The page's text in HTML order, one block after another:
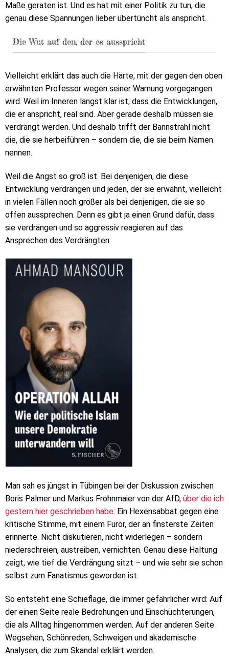
Maße geraten ist. Und es hat mit einer Politik zu tun, die
genau diese Spannungen lieber übertüncht als anspricht.
Die Wut auf den, der es ausspricht
Vielleicht erklärt das auch die Härte, mit der gegen den oben
erwähnten Professor wegen seiner Warnung vorgegangen
wird. Weil im Inneren längst klar ist, dass die Entwicklungen,
die er anspricht, real sind. Aber gerade deshalb müssen sie
verdrängt werden. Und deshalb trifft der Bannstrahl nicht
die, die sie herbeiführen – sondern die, die sie beim Namen
nennen.
Weil die Angst so groß ist. Bei denjenigen, die diese
Entwicklung verdrängen und jeden, der sie erwähnt, vielleicht
in vielen Fällen noch größer als bei denjenigen, die sie so
offen aussprechen. Denn es gibt ja einen Grund dafür, dass
sie verdrängen und so aggressiv reagieren auf das
Ansprechen des Verdrängten.
Man sah es jüngst in Tübingen bei der Diskussion zwischen
Boris Palmer und Markus Frohnmaier von der AfD, über die ich
gestern hier geschrieben habe: Ein Hexensabbat gegen eine
kritische Stimme, mit einem Furor, der an finsterste Zeiten
erinnerte. Nicht diskutieren, nicht widerlegen – sondern
niederschreien, austreiben, vernichten. Genau diese Haltung
zeigt, wie tief die Verdrängung sitzt – und wie sehr sie schon
selbst zum Fanatismus geworden ist.
So entsteht eine Schieflage, die immer gefährlicher wird: Auf
der einen Seite reale Bedrohungen und Einschüchterungen,
die als Alltag hingenommen werden. Auf der anderen Seite
Wegsehen, Schönreden, Schweigen und akademische
Analysen, die zum Skandal erklärt werden.